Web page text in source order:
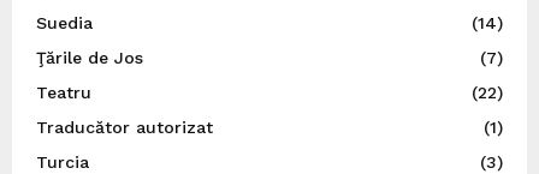
Suedia
(14)
Ţările de Jos
(7)
Teatru
(22)
Traducător autorizat
(1)
Turcia
(3)